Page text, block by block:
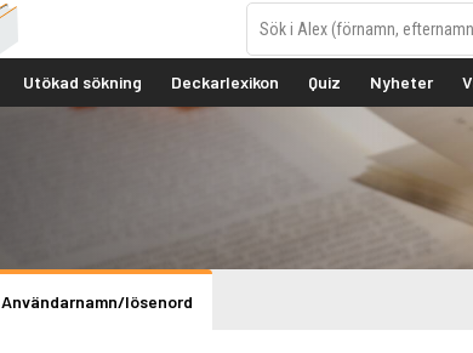
Utökad sökning Deckarlexikon Quiz Nyheter
Användarnamn/lösenord